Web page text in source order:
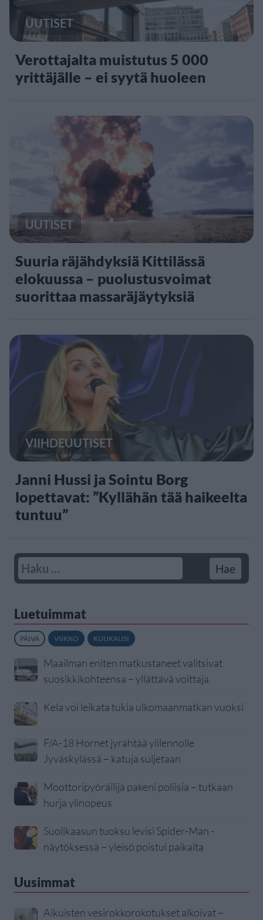
UUTISET
Verottajalta muistutus 5 000
yrittäjälle – ei syytä huoleen
UUTISET
Suuria räjähdyksiä Kittilässä
elokuussa – puolustusvoimat
suorittaa massaräjäytyksiä
VIIHDEUUTISET
Janni Hussi ja Sointu Borg
lopettavat: ”Kyllähän tää haikeelta
tuntuu”
Luetuimmat
PÄIVÄ VIIKKO KUUKAUSI
Maailman eniten matkustaneet valitsivat
suosikkikohteensa – yllättävä voittaja
Kela voi leikata tukia ulkomaanmatkan vuoksi
F/A-18 Hornet jyrähtää ylilennolle
Jyväskylässä – katuja suljetaan
Moottoripyöräilijä pakeni poliisia – tutkaan
hurja ylinopeus
Suolikaasun tuoksu levisi Spider-Man -
näytöksessä – yleisö poistui paikalta
Uusimmat
Aikuisten vesirokkorokotukset alkoivat –